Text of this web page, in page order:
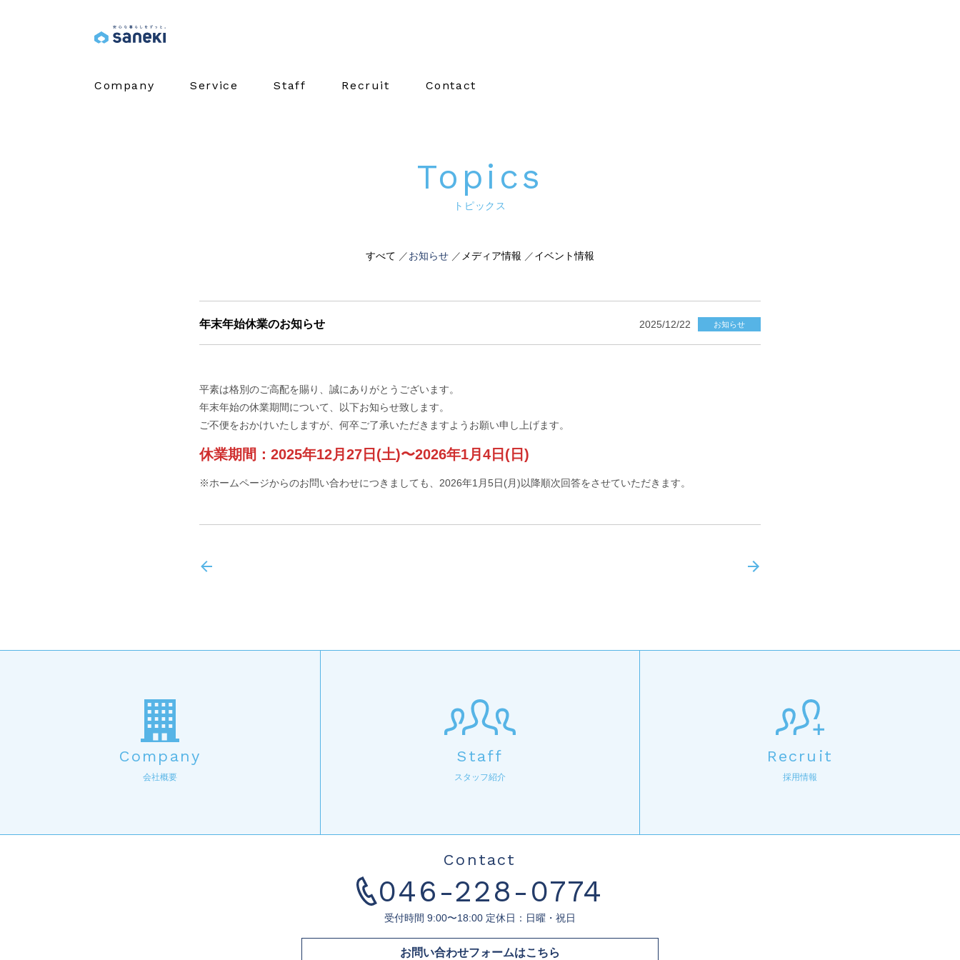
Company Service Staff Recruit Contact
トピックス
すべて お知らせ メディア情報 イベント情報
年末年始休業のお知らせ 2025/12/22 お知らせ
平素は格別のご高配を賜り、誠にありがとうございます。
年末年始の休業期間について、以下お知らせ致します。
ご不便をおかけいたしますが、何卒ご了承いただきますようお願い申し上げます。
休業期間：2025年12月27日(土)〜2026年1月4日(日)
※ホームページからのお問い合わせにつきましても、2026年1月5日(月)以降順次回答をさせていただきます。
Company
会社概要
Staff
スタッフ紹介
Recruit
採用情報
Contact
046-228-0774
受付時間 9:00〜18:00 定休日：日曜・祝日
お問い合わせフォームはこちら